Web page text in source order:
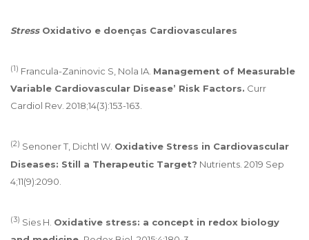
StressOxidativo e doenças Cardiovasculares
(1) Francula-Zaninovic S, Nola IA. Management of Measurable
Variable Cardiovascular Disease’ Risk Factors. Curr
Cardiol Rev. 2018;14(3):153-163.
(2) Senoner T, Dichtl W. Oxidative Stress in Cardiovascular
Diseases: Still a Therapeutic Target? Nutrients. 2019 Sep
4;11(9):2090.
(3) Sies H. Oxidative stress: a concept in redox biology